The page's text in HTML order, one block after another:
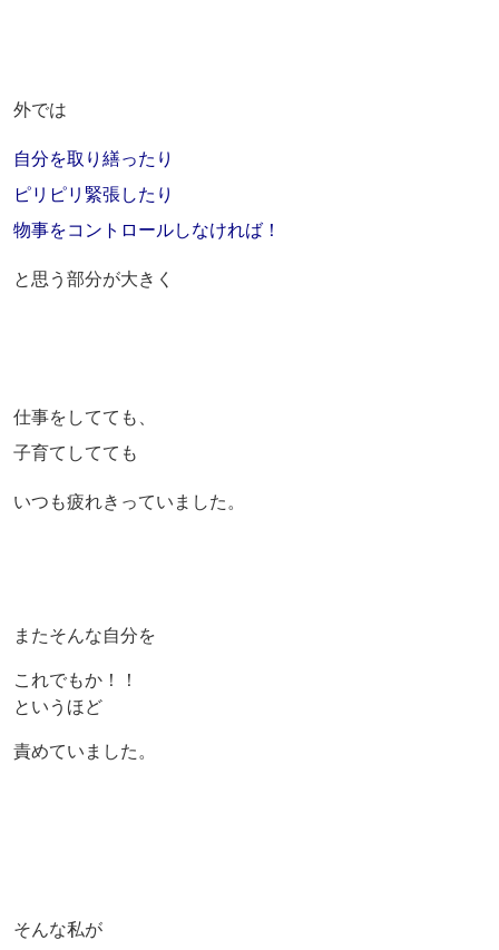
外では
自分を取り繕ったり
ピリピリ緊張したり
物事をコントロールしなければ！
と思う部分が大きく
仕事をしてても、
子育てしてても
いつも疲れきっていました。
またそんな自分を
これでもか！！
というほど
責めていました。
そんな私が